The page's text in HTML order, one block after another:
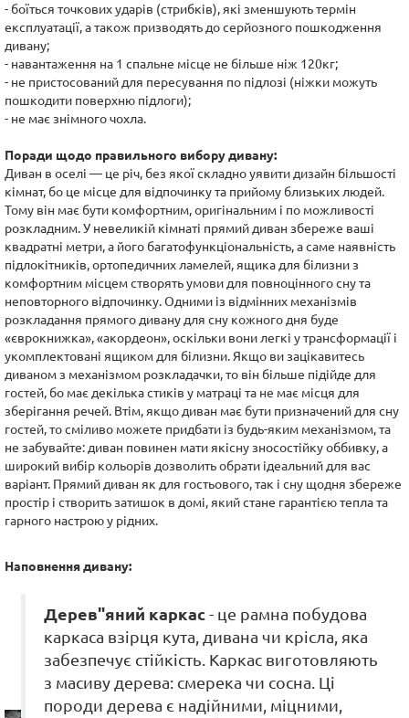
- боїться точкових ударів (стрибків), які зменшують термін
експлуатації, а також призводять до серйозного пошкодження
дивану;
- навантаження на 1 спальне місце не більше ніж 120кг;
- не пристосований для пересування по підлозі (ніжки можуть
пошкодити поверхню підлоги);
- не має знімного чохла.
Поради щодо правильного вибору дивану:
Диван в оселі — це річ, без якої складно уявити дизайн більшості
кімнат, бо це місце для відпочинку та прийому близьких людей.
Тому він має бути комфортним, оригінальним і по можливості
розкладним. У невеликій кімнаті прямий диван збереже ваші
квадратні метри, а його багатофункціональність, а саме наявність
підлокітників, ортопедичних ламелей, ящика для білизни з
комфортним місцем створять умови для повноцінного сну та
неповторного відпочинку. Одними із відмінних механізмів
розкладання прямого дивану для сну кожного дня буде
«єврокнижка», «акордеон», оскільки вони легкі у трансформації і
укомплектовані ящиком для білизни. Якщо ви зацікавитесь
диваном з механізмом розкладачки, то він більше підійде для
гостей, бо має декілька стиків у матраці та не має місця для
зберігання речей. Втім, якщо диван має бути призначений для сну
гостей, то сміливо можете придбати із будь-яким механізмом, та
не забувайте: диван повинен мати якісну зносостійку оббивку, а
широкий вибір кольорів дозволить обрати ідеальний для вас
варіант. Прямий диван як для гостьового, так і сну щодня збереже
простір і створить затишок в домі, який стане гарантією тепла та
гарного настрою у рідних.
Наповнення дивану:
Дерев"яний каркас - це рамна побудова
каркаса взірця кута, дивана чи крісла, яка
забезпечує стійкість. Каркас виготовляють
з масиву дерева: смерека чи сосна. Ці
породи дерева є надійними, міцними,